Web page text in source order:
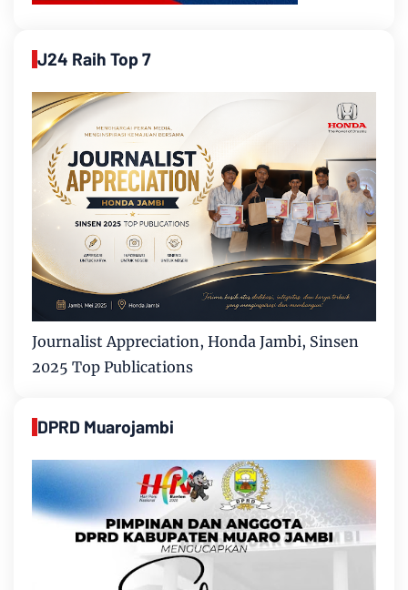
J24 Raih Top 7
Journalist Appreciation, Honda Jambi, Sinsen
2025 Top Publications
DPRD Muarojambi